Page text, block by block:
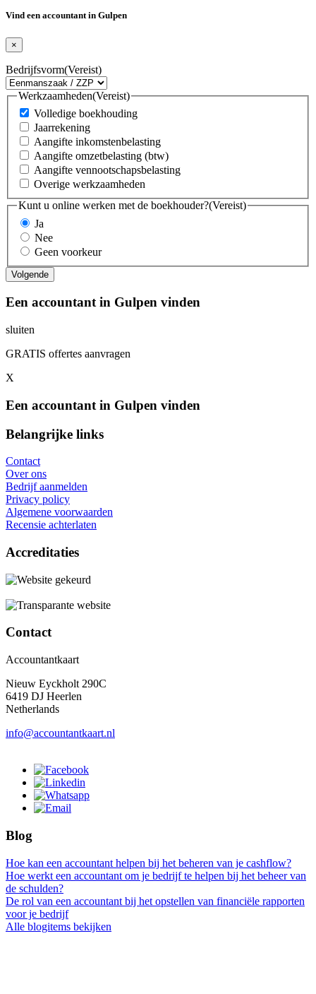
Vind een accountant in Gulpen
×
Bedrijfsvorm(Vereist)
Werkzaamheden(Vereist)
Volledige boekhouding
Jaarrekening
Aangifte inkomstenbelasting
Aangifte omzetbelasting (btw)
Aangifte vennootschapsbelasting
Overige werkzaamheden
Kunt u online werken met de boekhouder?(Vereist)
Ja
Nee
Geen voorkeur
Een accountant in Gulpen vinden
sluiten
GRATIS offertes aanvragen
X
Een accountant in Gulpen vinden
Belangrijke links
Contact
Over ons
Bedrijf aanmelden
Privacy policy
Algemene voorwaarden
Recensie achterlaten
Accreditaties
Contact
Accountantkaart
Nieuw Eyckholt 290C
6419 DJ Heerlen
Netherlands
info@accountantkaart.nl
Blog
Hoe kan een accountant helpen bij het beheren van je cashflow?
Hoe werkt een accountant om je bedrijf te helpen bij het beheer van
de schulden?
De rol van een accountant bij het opstellen van financiële rapporten
voor je bedrijf
Alle blogitems bekijken